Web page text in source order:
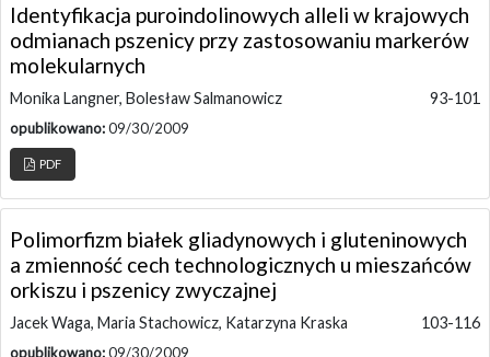
Identyfikacja puroindolinowych alleli w krajowych
odmianach pszenicy przy zastosowaniu markerów
molekularnych
Monika Langner, Bolesław Salmanowicz 93-101
opublikowano:09/30/2009
PDF
Polimorfizm białek gliadynowych i gluteninowych
a zmienność cech technologicznych u mieszańców
orkiszu i pszenicy zwyczajnej
Jacek Waga, Maria Stachowicz, Katarzyna Kraska 103-116
opublikowano:09/30/2009